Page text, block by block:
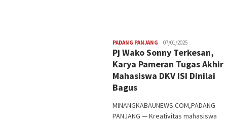
PADANG PANJANG Redaksi
07/01/2025
Pj Wako Sonny Terkesan,
Karya Pameran Tugas Akhir
Mahasiswa DKV ISI Dinilai
Bagus
MINANGKABAUNEWS.COM,PADANG
PANJANG — Kreativitas mahasiswa